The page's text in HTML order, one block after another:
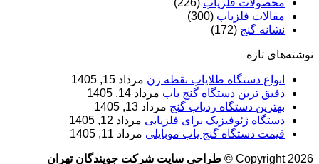
محصولات فلزیاب (226)
مقالات فلزیاب (300)
نشانه گنج (172)
نوشته‌های تازه
انواع دستگاه طلایاب نقطه زن مرداد 15, 1405
دقیق ترین دستگاه گنج یاب مرداد 14, 1405
بهترین دستگاه ردیاب گنج مرداد 13, 1405
دستگاه ژئوفیزیک برای فلزیابی مرداد 12, 1405
قیمت دستگاه گنج یاب موبایلی مرداد 11, 1405
Copyright 2026 © طراحی سایت شرکت جویندگان تهران